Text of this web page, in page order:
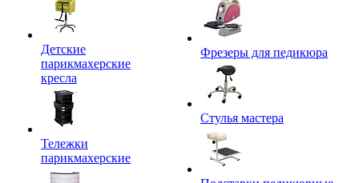
Детские
парикмахерские
кресла
Тележки
парикмахерские
Фрезеры для педикюра
Стулья мастера